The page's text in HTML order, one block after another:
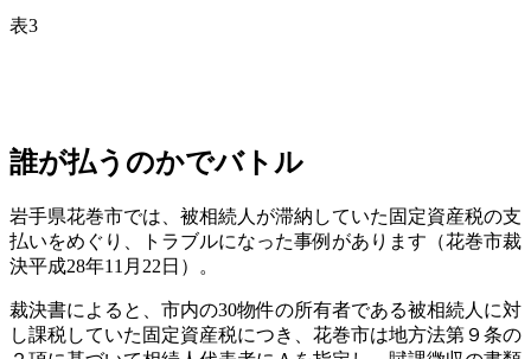
表3
誰が払うのかでバトル
岩手県花巻市では、被相続人が滞納していた固定資産税の支
払いをめぐり、トラブルになった事例があります（花巻市裁
決平成28年11月22日）。
裁決書によると、市内の30物件の所有者である被相続人に対
し課税していた固定資産税につき、花巻市は地方法第９条の